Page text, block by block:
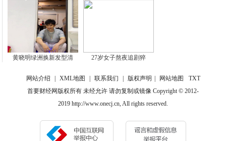
黄晓明绿洲换新发型清 27岁女子熬夜追剧猝
网站介绍 XML地图 联系我们 版权声明 网站地图
TXT
首要财经网版权所有 未经允许 请勿复制或镜像 Copyright © 2012-
2019 http://www.onecj.cn, All rights reserved.